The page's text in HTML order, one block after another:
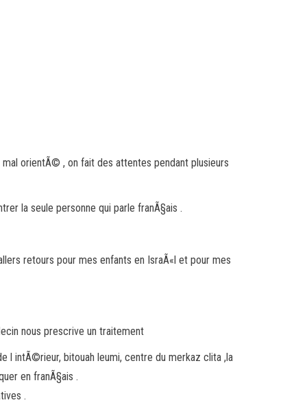
orientÃ© , on fait des attentes pendant plusieurs
la seule personne qui parle franÃ§ais .
retours pour mes enfants en IsraÃ«l et pour mes
nous prescrive un traitement
l intÃ©rieur, bitouah leumi, centre du merkaz clita ,la
en franÃ§ais .
.